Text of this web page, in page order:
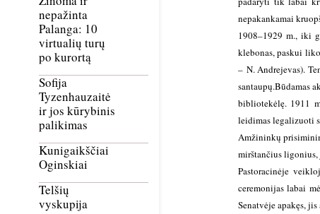
nepažinta
Palanga: 10
virtualių turų
po kurortą
Sofija
Tyzenhauzaitė
ir jos kūrybinis
palikimas
Kunigaikščiai
Oginskiai
Telšių
vyskupija
nepakankamai
1908–1929 m., iki
klebonas, paskui
– N. Andrejevas).
santaupų.Būdamas
bibliotekėlę. 1911
leidimas legalizuoti
Amžininkų
mirštančius
Pastoracinėje
ceremonijas labai
Senatvėje apakęs,